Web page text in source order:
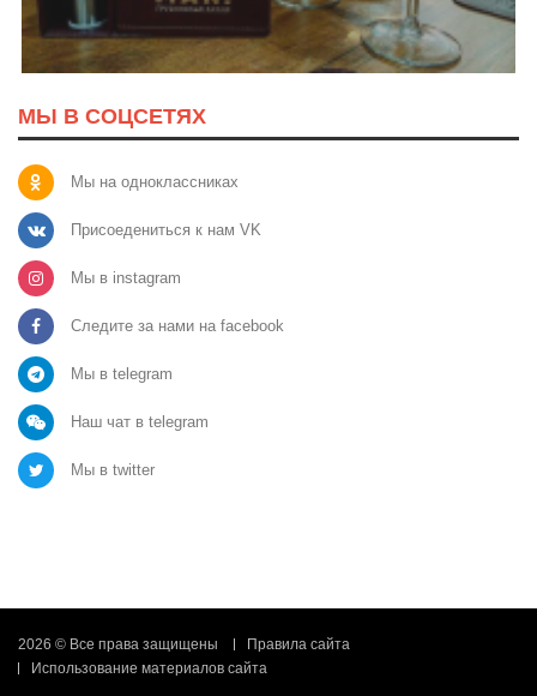
МЫ В СОЦСЕТЯХ
Мы на одноклассниках
Присоедениться к нам VK
Мы в instagram
Следите за нами на facebook
Мы в telegram
Наш чат в telegram
Мы в twitter
2026 © Все права защищены
Правила сайта
Использование материалов сайта